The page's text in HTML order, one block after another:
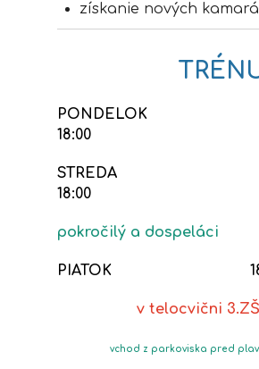
získanie nových
18:00
18:00
pokročilý a dospeláci
PIATOK 18:00
v telocvični 3.ZŠ
vchod z parkoviska pred